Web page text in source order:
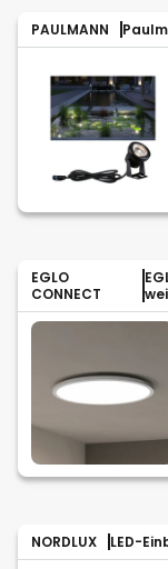
PAULMANN
EGLO
CONNECT
NORDLUX LED-